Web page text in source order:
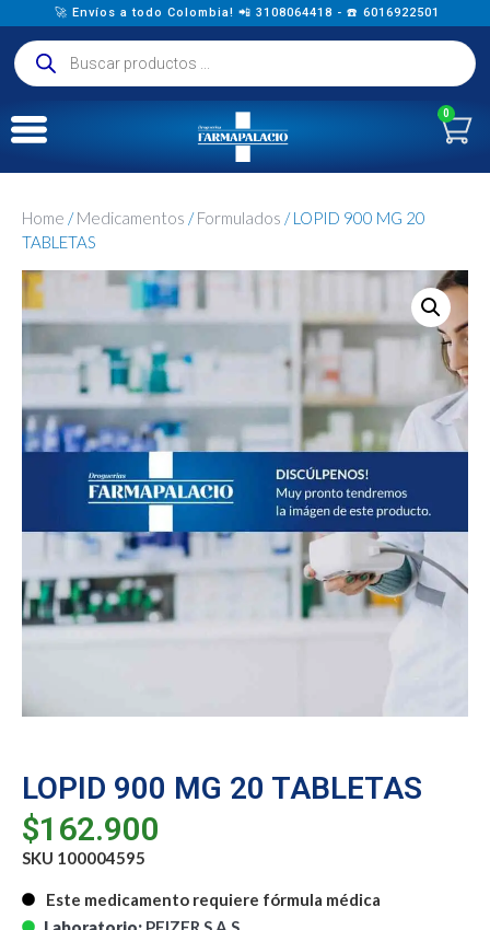
🚀 Envíos a todo Colombia! 📲 3108064418 - ☎️ 6016922501
0
Home /Medicamentos /Formulados / LOPID 900 MG 20
TABLETAS
LOPID 900 MG 20 TABLETAS
$162.900
SKU 100004595
Este medicamento requiere fórmula médica